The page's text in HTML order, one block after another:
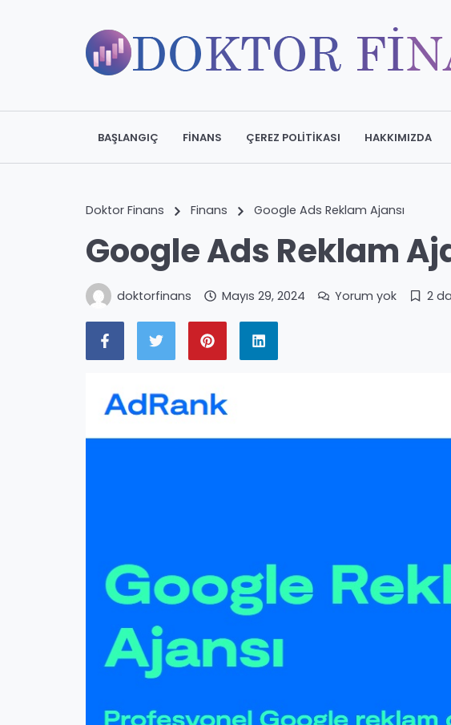
BAŞLANGIÇ FINANS ÇEREZ POLITIKASI HAKKIMIZDA
Doktor Finans Finans Google Ads Reklam Ajansı
Google Ads Reklam
doktorfinans Mayıs 29, 2024 Yorum yok 2